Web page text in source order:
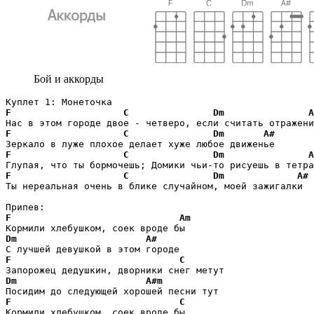
Бой и аккорды
F
C Dm
F
C Dm
A#
F
C Dm
F
C Dm
A#
Ты нереальная очень в блике случайном, моей зажигалки
F
Am
Dm
A#
F
C
Dm
A#m
F
C